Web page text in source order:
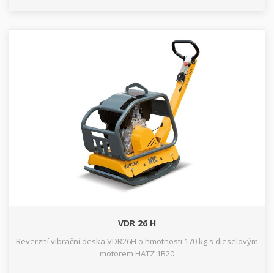
VDR 26 H
Reverzní vibrační deska VDR26H o hmotnosti 170 kg s dieselovým
motorem HATZ 1B20